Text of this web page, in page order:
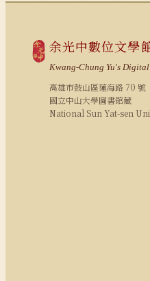
余光中數位文學
Kwang-Chung Yu's
高雄市鼓山區蓮海路 70 號
國立中山大學圖書館藏
National Sun Yat-sen